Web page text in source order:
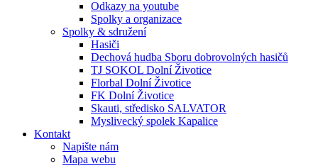
Odkazy na youtube
Spolky a organizace
Spolky & sdružení
Hasiči
Dechová hudba Sboru dobrovolných hasičů
TJ SOKOL Dolní Životice
Florbal Dolní Životice
FK Dolní Životice
Skauti, středisko SALVATOR
Myslivecký spolek Kapalice
Kontakt
Napište nám
Mapa webu